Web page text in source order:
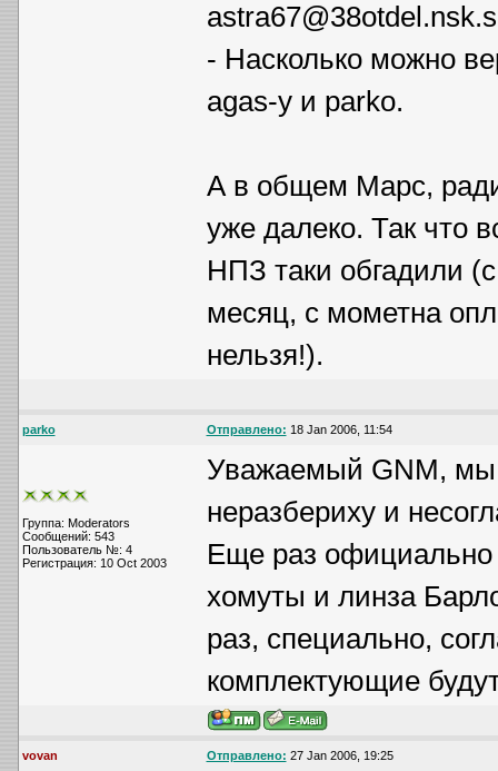
- Насколько можно
agas-у и parko.
А в общем Марс, ради
уже далеко. Так что
НПЗ таки обгадили
месяц, с мометна
нельзя!).
parko Отправлено: 18 Jan 2006, 11:54
Группа: Moderators
Сообщений: 543
Пользователь №: 4
Регистрация: 10 Oct 2003
Уважаемый GNM, мы
неразбериху и
Еще раз официально
хомуты и линза
раз, специально,
комплектующие
vovan Отправлено: 27 Jan 2006, 19:25